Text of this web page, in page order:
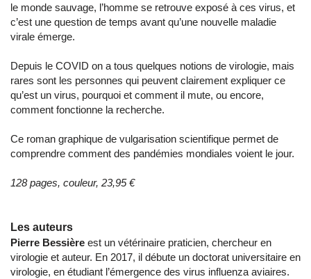
le monde sauvage, l’homme se retrouve exposé à ces virus, et
c’est une question de temps avant qu’une nouvelle maladie
virale émerge.
Depuis le COVID on a tous quelques notions de virologie, mais
rares sont les personnes qui peuvent clairement expliquer ce
qu’est un virus, pourquoi et comment il mute, ou encore,
comment fonctionne la recherche.
Ce roman graphique de vulgarisation scientifique permet de
comprendre comment des pandémies mondiales voient le jour.
128 pages, couleur, 23,95 €
Les auteurs
Pierre Bessière est un vétérinaire praticien, chercheur en
virologie et auteur. En 2017, il débute un doctorat universitaire en
virologie, en étudiant l’émergence des virus influenza aviaires.